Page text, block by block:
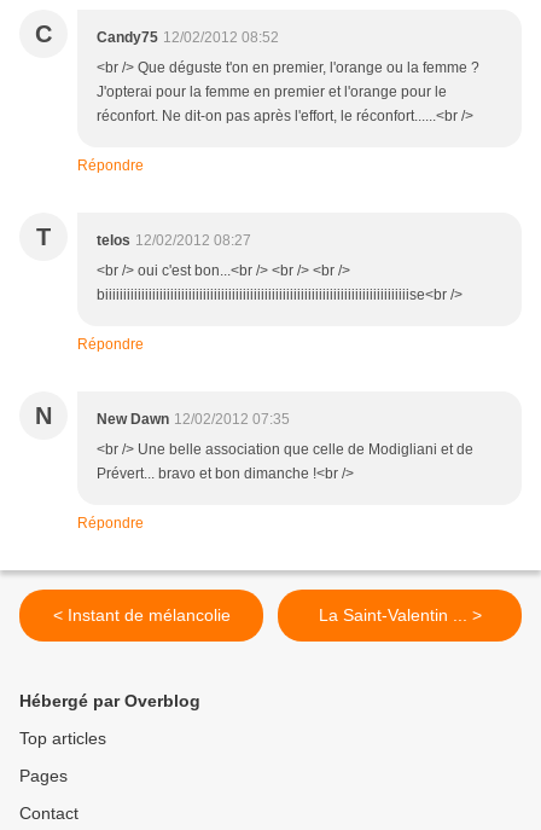
C Candy75 12/02/2012 08:52
<br /> Que déguste t'on en premier, l'orange ou la femme ?
J'opterai pour la femme en premier et l'orange pour le
réconfort. Ne dit-on pas après l'effort, le réconfort......<br />
Répondre
T telos 12/02/2012 08:27
<br /> oui c'est bon...<br /> <br /> <br />
biiiiiiiiiiiiiiiiiiiiiiiiiiiiiiiiiiiiiiiiiiiiiiiiiiiiiiiiiiiiiiiiiiiiiiiiiiiiiiiiiiiise<br />
Répondre
N New Dawn 12/02/2012 07:35
<br /> Une belle association que celle de Modigliani et de
Prévert... bravo et bon dimanche !<br />
Répondre
< Instant de mélancolie La Saint-Valentin ... >
Hébergé par Overblog
Top articles
Pages
Contact